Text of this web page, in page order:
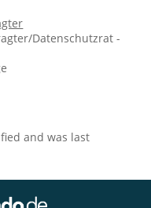
Datenschutzrat -
and was last